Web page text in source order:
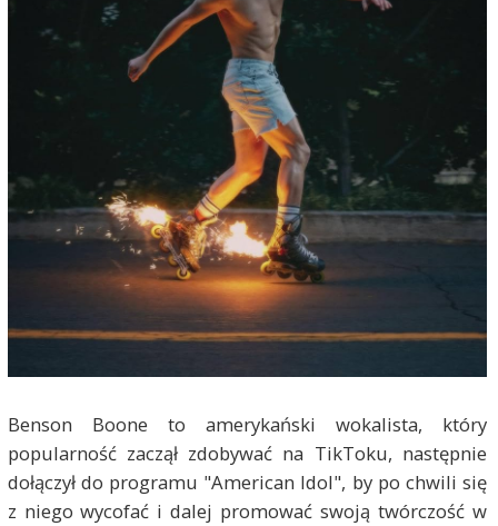
Benson Boone to amerykański wokalista, który
popularność zaczął zdobywać na TikToku, następnie
dołączył do programu "American Idol", by po chwili się
z niego wycofać i dalej promować swoją twórczość w